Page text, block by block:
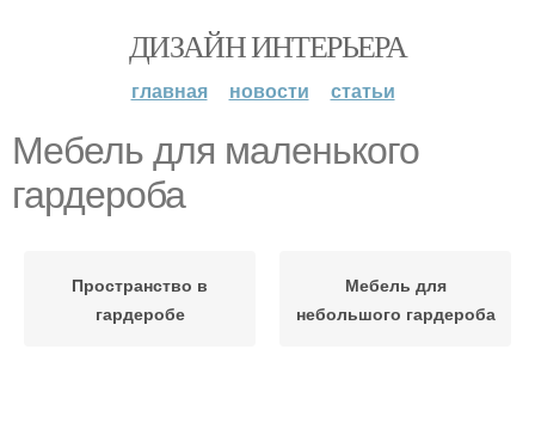
ДИЗАЙН ИНТЕРЬЕРА
главная новости статьи
Мебель для маленького
гардероба
Пространство в
гардеробе
Мебель для
небольшого гардероба